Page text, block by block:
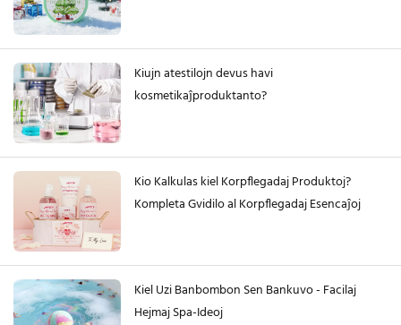
Kiujn atestilojn devus havi
kosmetikaĵproduktanto?
Kio Kalkulas kiel Korpflegadaj Produktoj?
Kompleta Gvidilo al Korpflegadaj Esencaĵoj
Kiel Uzi Banbombon Sen Bankuvo - Facilaj
Hejmaj Spa-Ideoj